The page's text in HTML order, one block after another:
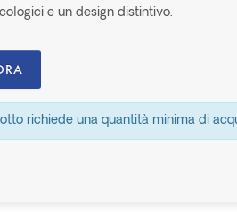
e un design distintivo.
richiede una quantità minima di